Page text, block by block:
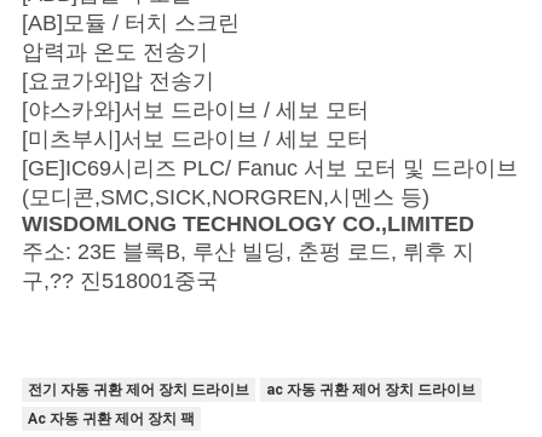
[AB]모듈 / 터치 스크린
압력과 온도 전송기
[요코가와]압 전송기
[야스카와]서보 드라이브 / 세보 모터
[미츠부시]서보 드라이브 / 세보 모터
[GE]IC69시리즈 PLC/ Fanuc 서보 모터 및 드라이브
(모디콘,SMC,SICK,NORGREN,시멘스 등)
WISDOMLONG TECHNOLOGY CO.,LIMITED
주소: 23E 블록B, 루산 빌딩, 춘펑 로드, 뤼후 지
구,?? 진518001중국
전기 자동 귀환 제어 장치 드라이브
ac 자동 귀환 제어 장치 드라이브
Ac 자동 귀환 제어 장치 팩